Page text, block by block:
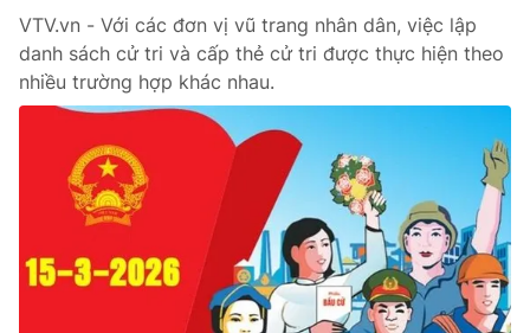
Xã hội
Pháp luật
Thế giới
VTV.vn - Với các đơn vị vũ trang nhân dân, việc lập
danh sách cử tri và cấp thẻ cử tri được thực hiện theo
nhiều trường hợp khác nhau.